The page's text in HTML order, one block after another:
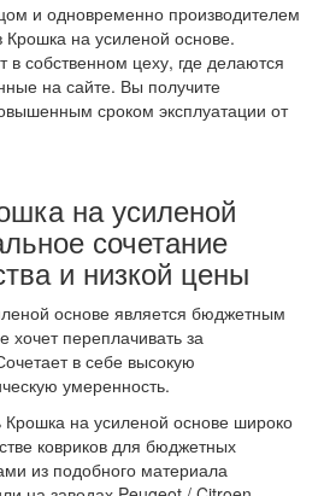
и одновременно производителем
на усиленой основе.
в собственном цеху, где делаются
на сайте. Вы получите
сроком эксплуатации от
на усиленой
сочетание
и низкой цены
основе является бюджетным
хочет переплачивать за
в себе высокую
умеренность.
Крошка на усиленой основе широко
ковриков для бюджетных
из подобного материала